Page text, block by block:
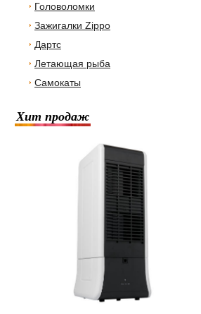
Головоломки
Зажигалки Zippo
Дартс
Летающая рыба
Самокаты
Хит продаж